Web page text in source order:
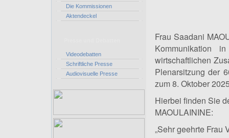
Die Kommissionen
Aktendeckel
Videodebatten
Schriftliche Presse
Audiovisuelle Presse
Frau Saadani
Kommunikation
wirtschaftlichen
Plenarsitzung der
zum 8. Oktober
Hierbei finden Sie
MAOULAININE:
„Sehr geehrte Frau